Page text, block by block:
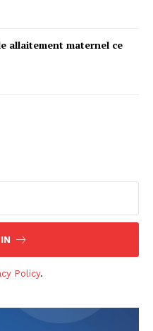
allaitement maternel ce
Policy.